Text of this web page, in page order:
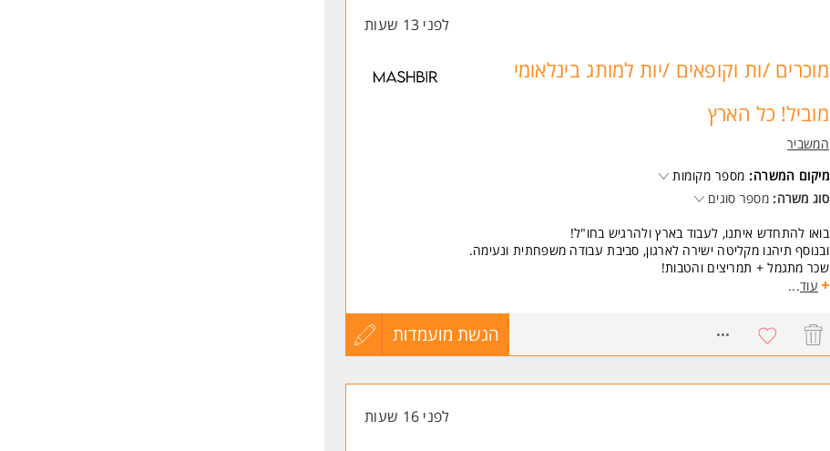
* המשרה מיועדת לנשים ולגברים כאחד.
לפני 13 שעות
מוכרים /ות וקופאים /יות למותג בינלאומי
מוביל! כל הארץ
המשביר
מיקום המשרה: מספר מקומות
סוג משרה: מספר סוגים
בואו להתחדש איתנו, לעבוד בארץ ולהרגיש בחו"ל!
ובנוסף תיהנו מקליטה ישירה לארגון, סביבת עבודה משפחתית ונעימה.
שכר מתגמל + תמריצים והטבות!
במסגרת התפקיד:
* ביצוע שינוי מחירים ושילוט המחלקה.
* טיפול בקבלת סחורות והחזרות ועוד.
עוד...
הגשת מועמדות
עדכון
לפני 16 שעות